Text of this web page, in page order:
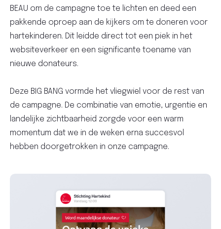
BEAU om de campagne toe te lichten en deed een
pakkende oproep aan de kijkers om te doneren voor
hartekinderen. Dit leidde direct tot een piek in het
websiteverkeer en een significante toename van
nieuwe donateurs.
Deze BIG BANG vormde het vliegwiel voor de rest van
de campagne. De combinatie van emotie, urgentie en
landelijke zichtbaarheid zorgde voor een warm
momentum dat we in de weken erna succesvol
hebben doorgetrokken in onze campagne.